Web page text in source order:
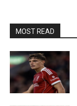
MOST READ